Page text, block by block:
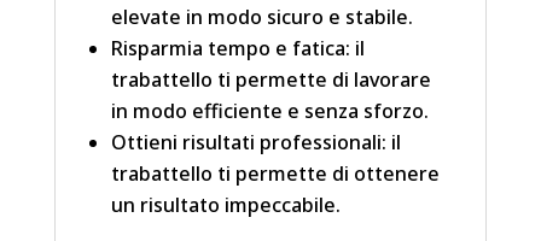
elevate in modo sicuro e stabile.
Risparmia tempo e fatica: il
trabattello ti permette di lavorare
in modo efficiente e senza sforzo.
Ottieni risultati professionali: il
trabattello ti permette di ottenere
un risultato impeccabile.